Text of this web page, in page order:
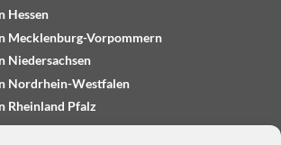
Hessen
Mecklenburg-Vorpommern
Niedersachsen
Nordrhein-Westfalen
Rheinland Pfalz
Saarland